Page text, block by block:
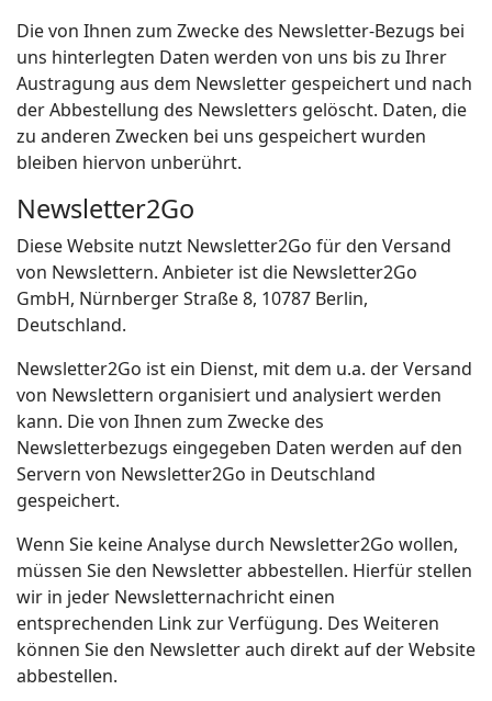
Die von Ihnen zum Zwecke des Newsletter-Bezugs bei
uns hinterlegten Daten werden von uns bis zu Ihrer
Austragung aus dem Newsletter gespeichert und nach
der Abbestellung des Newsletters gelöscht. Daten, die
zu anderen Zwecken bei uns gespeichert wurden
bleiben hiervon unberührt.
Newsletter2Go
Diese Website nutzt Newsletter2Go für den Versand
von Newslettern. Anbieter ist die Newsletter2Go
GmbH, Nürnberger Straße 8, 10787 Berlin,
Deutschland.
Newsletter2Go ist ein Dienst, mit dem u.a. der Versand
von Newslettern organisiert und analysiert werden
kann. Die von Ihnen zum Zwecke des
Newsletterbezugs eingegeben Daten werden auf den
Servern von Newsletter2Go in Deutschland
gespeichert.
Wenn Sie keine Analyse durch Newsletter2Go wollen,
müssen Sie den Newsletter abbestellen. Hierfür stellen
wir in jeder Newsletternachricht einen
entsprechenden Link zur Verfügung. Des Weiteren
können Sie den Newsletter auch direkt auf der Website
abbestellen.